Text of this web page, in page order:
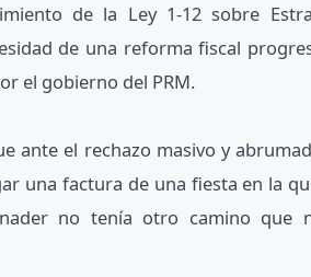
de la Ley 1-12 sobre
de una reforma fiscal
el gobierno del PRM.
ante el rechazo masivo y
una factura de una fiesta en la
no tenía otro camino que